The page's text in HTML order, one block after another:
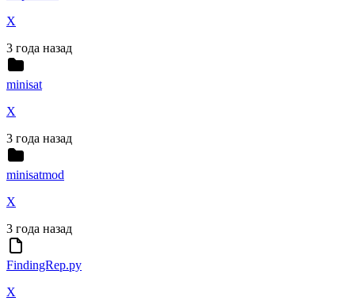
X
3 года назад
minisat
X
3 года назад
minisatmod
X
3 года назад
FindingRep.py
X